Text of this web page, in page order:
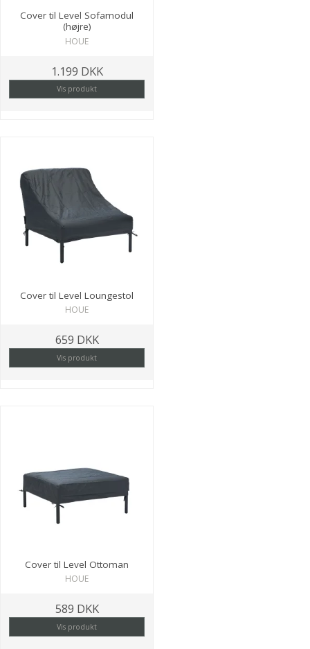
Cover til Level Sofamodul
(højre)
HOUE
1.199 DKK
Vis produkt
Cover til Level Loungestol
HOUE
659 DKK
Vis produkt
Cover til Level Ottoman
HOUE
589 DKK
Vis produkt